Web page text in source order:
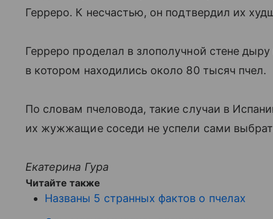
Герреро. К несчастью, он подтвердил их
Герреро проделал в злополучной стене
в котором находились около 80 тысяч пчел.
По словам пчеловода, такие случаи в
их жужжащие соседи не успели сами
Екатерина Гура
Читайте также
Названы 5 странных фактов о пчелах